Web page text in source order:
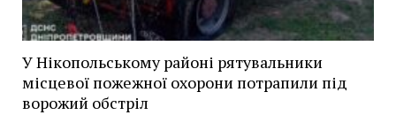
У Нікопольському районі рятувальники
місцевої пожежної охорони потрапили під
ворожий обстріл